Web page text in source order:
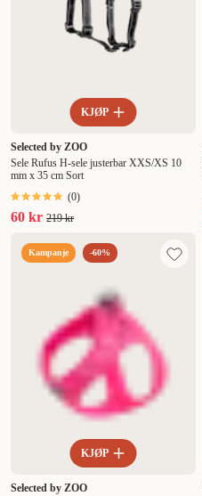
KJØP
Selected by ZOO
Sele Rufus H-sele justerbar XXS/XS 10
mm x 35 cm Sort
(0)
60 kr 219 kr
Kampanje -60%
KJØP
Selected by ZOO